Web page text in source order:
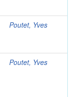
Poutet, Yves
Poutet, Yves